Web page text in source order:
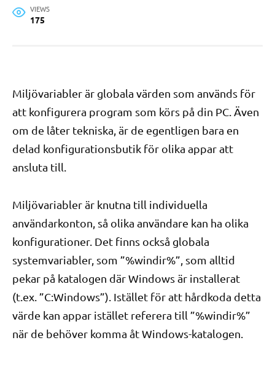
VIEWS
175
Miljövariabler är globala värden som används för
att konfigurera program som körs på din PC. Även
om de låter tekniska, är de egentligen bara en
delad konfigurationsbutik för olika appar att
ansluta till.
Miljövariabler är knutna till individuella
användarkonton, så olika användare kan ha olika
konfigurationer. Det finns också globala
systemvariabler, som ”%windir%”, som alltid
pekar på katalogen där Windows är installerat
(t.ex. ”C:Windows”). Istället för att hårdkoda detta
värde kan appar istället referera till ”%windir%”
när de behöver komma åt Windows-katalogen.